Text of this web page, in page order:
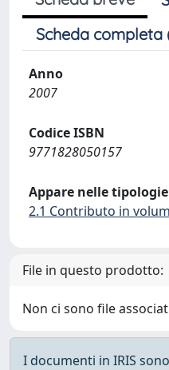
Scheda completa
Anno
2007
Codice ISBN
9771828050157
Appare nelle
2.1 Contributo in
File in questo prodotto:
Non ci sono file
I documenti in IRIS